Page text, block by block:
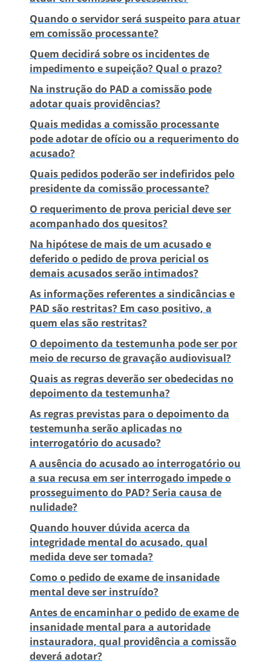
Quando o servidor será suspeito para atuar
em comissão processante?
Quem decidirá sobre os incidentes de
impedimento e supeição? Qual o prazo?
Na instrução do PAD a comissão pode
adotar quais providências?
Quais medidas a comissão processante
pode adotar de ofício ou a requerimento do
acusado?
Quais pedidos poderão ser indefiridos pelo
presidente da comissão processante?
O requerimento de prova pericial deve ser
acompanhado dos quesitos?
Na hipótese de mais de um acusado e
deferido o pedido de prova pericial os
demais acusados serão intimados?
As informações referentes a sindicâncias e
PAD são restritas? Em caso positivo, a
quem elas são restritas?
O depoimento da testemunha pode ser por
meio de recurso de gravação audiovisual?
Quais as regras deverão ser obedecidas no
depoimento da testemunha?
As regras previstas para o depoimento da
testemunha serão aplicadas no
interrogatório do acusado?
A ausência do acusado ao interrogatório ou
a sua recusa em ser interrogado impede o
prosseguimento do PAD? Seria causa de
nulidade?
Quando houver dúvida acerca da
integridade mental do acusado, qual
medida deve ser tomada?
Como o pedido de exame de insanidade
mental deve ser instruído?
Antes de encaminhar o pedido de exame de
insanidade mental para a autoridade
instauradora, qual providência a comissão
deverá adotar?